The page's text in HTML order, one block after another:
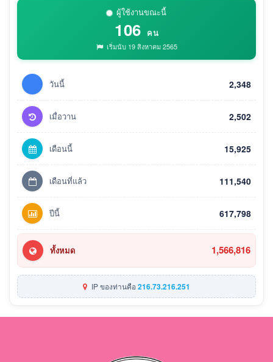
ผู้ใช้งานขณะนี้
106 คน
เริ่มนับ 19 สิงหาคม 2565
วันนี้ 2,348
เมื่อวาน 2,502
เดือนนี้ 15,925
เดือนที่แล้ว 111,540
ปีนี้ 617,798
ทั้งหมด 1,566,816
IP ของท่านคือ216.73.216.251